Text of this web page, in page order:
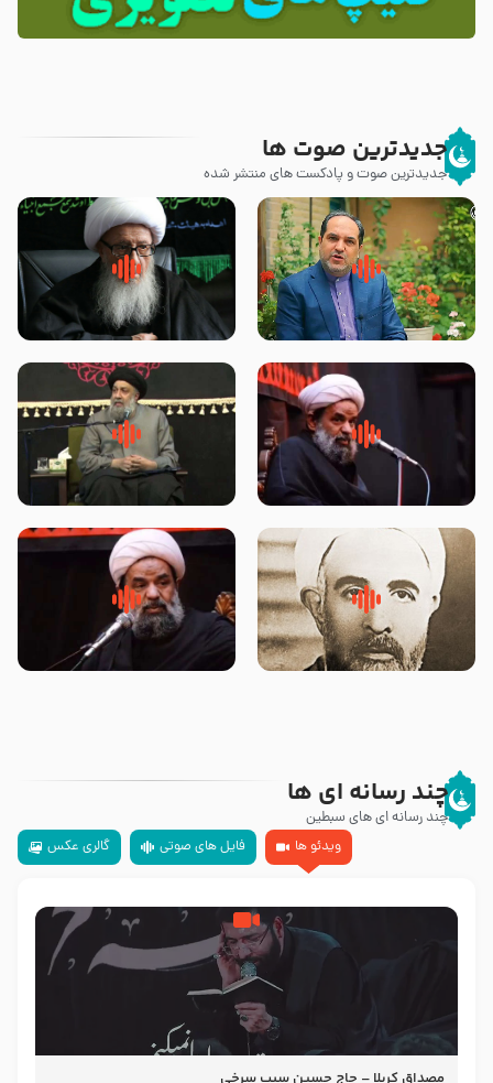
جدیدترین صوت ها
جدیدترین صوت و پادکست های منتشر شده
پیامبر صلی الله علیه وآله و سلم
فرمودند وای بر بچه های آخر
زوّار اربعین امام حسین (علیه
السلام) با این اشتیاق به زیارت
روضه جانسوز پاره های جگر امام
حسن مجتبی علیه السلام-حجت
لقب حضرت رقیه سلام الله علیها به
چه معناست – حجت الاسلام علوی
روضه‌ی مجلس یزید ملعون و
اسارت اهل‌بیت علیهم‌السلام –
سلام جوانی که امام حسین علیه
السلام خودش جوابش را دادند
چند رسانه ای ها
چند رسانه ای های سبطین
ویدئو ها
فایل های صوتی گالری عکس
مصداق کربلا – حاج حسین سیب سرخی